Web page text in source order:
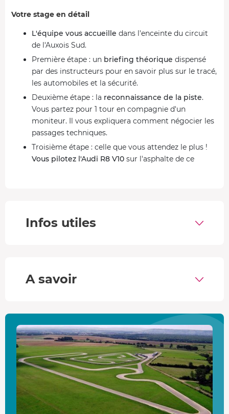
Votre stage en détail
L'équipe vous accueille dans l'enceinte du circuit
de l'Auxois Sud.
Première étape : un briefing théorique dispensé
par des instructeurs pour en savoir plus sur le tracé,
les automobiles et la sécurité.
Deuxième étape : la reconnaissance de la piste.
Vous partez pour 1 tour en compagnie d'un
moniteur. Il vous expliquera comment négocier les
passages techniques.
Troisième étape : celle que vous attendez le plus !
Vous pilotez l'Audi R8 V10 sur l'asphalte de ce
L'Audi R8 V10
reconnaissable avec ses sideblades qui permettent le
refroidissement de la motorisation. Il faut dire qu'avec
Le bruit de son moteur est lui aussi particulier et très
apprécié des connaisseurs, surtout lorsque l'aiguille
approche les100 km/h en 3,1 secondes, sans parler du
moment où les331 km/h de pointene sont pas loin
d'être atteints.
Circuit de l'Auxois Sud
Infos utiles
A savoir